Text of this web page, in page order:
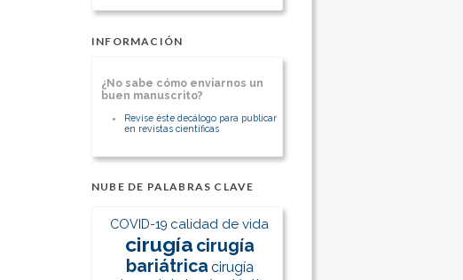
INFORMACIÓN
¿No sabe cómo enviarnos un
buen manuscrito?
Revise éste decálogo para publicar
en revistas científicas
NUBE DE PALABRAS CLAVE
COVID-19 calidad de vida
cirugía cirugía
bariátrica cirugía